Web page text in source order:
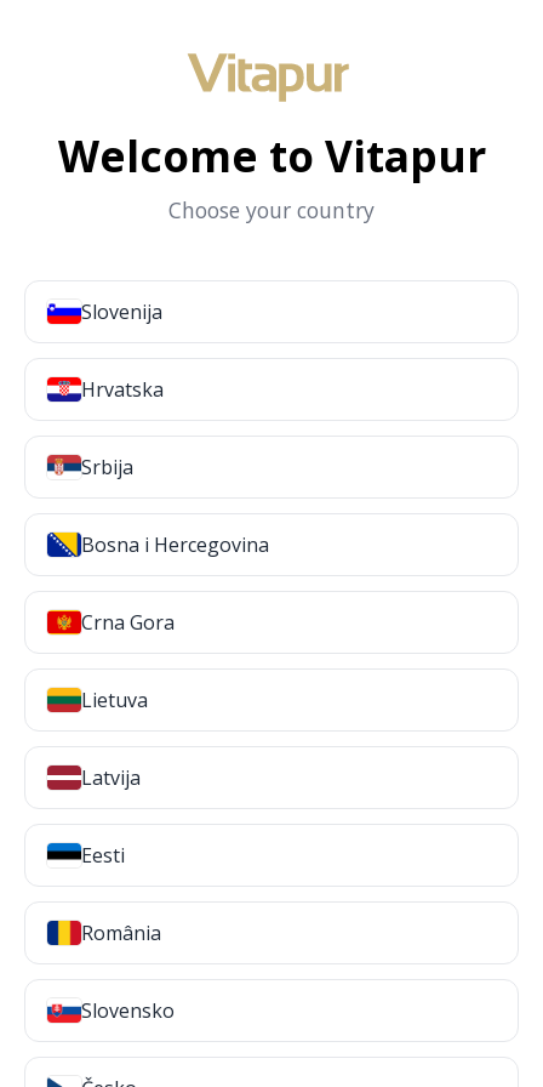
Welcome to Vitapur
Choose your country
Slovenija
Hrvatska
Srbija
Bosna i Hercegovina
Crna Gora
Lietuva
Latvija
Eesti
România
Slovensko